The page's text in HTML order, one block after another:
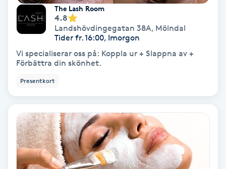
Läpptatuering
Manikyr & Pedikyr
Massage
Medial vägledning
The Lash Room
4.8
Landshövdingegatan 38A, Mölndal
Tider fr. 16:00, Imorgon
Vi specialiserar oss på: Koppla ur + Slappna av +
Förbättra din skönhet.
Presentkort